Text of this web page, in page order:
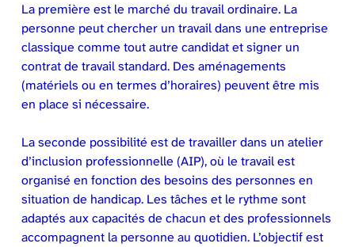
La première est le marché du travail ordinaire. La
personne peut chercher un travail dans une entreprise
classique comme tout autre candidat et signer un
contrat de travail standard. Des aménagements
(matériels ou en termes d’horaires) peuvent être mis
en place si nécessaire.
La seconde possibilité est de travailler dans un atelier
d’inclusion professionnelle (AIP), où le travail est
organisé en fonction des besoins des personnes en
situation de handicap. Les tâches et le rythme sont
adaptés aux capacités de chacun et des professionnels
accompagnent la personne au quotidien. L’objectif est